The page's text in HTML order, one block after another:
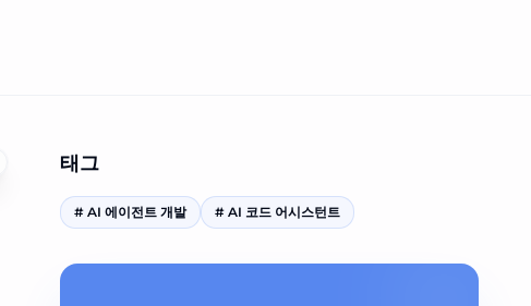
태그
# AI 에이전트 개발 # AI 코드 어시스턴트